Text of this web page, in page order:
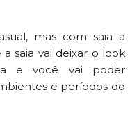
mas com saia a
saia vai deixar o look
e você vai poder
e períodos do